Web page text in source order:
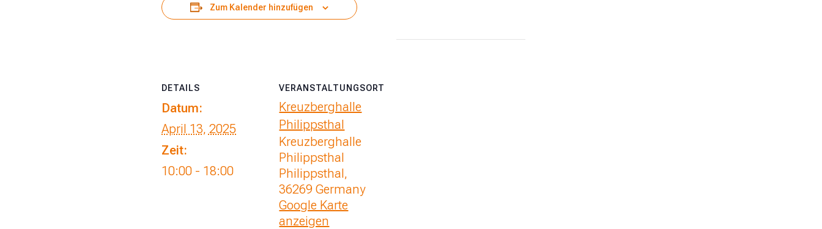
Zum Kalender hinzufügen
DETAILS
Datum:
April 13, 2025
Zeit:
10:00 - 18:00
VERANSTALTUNGSORT
Kreuzberghalle
Philippsthal
Kreuzberghalle
Philippsthal
Philippsthal,
36269 Germany
Google Karte
anzeigen